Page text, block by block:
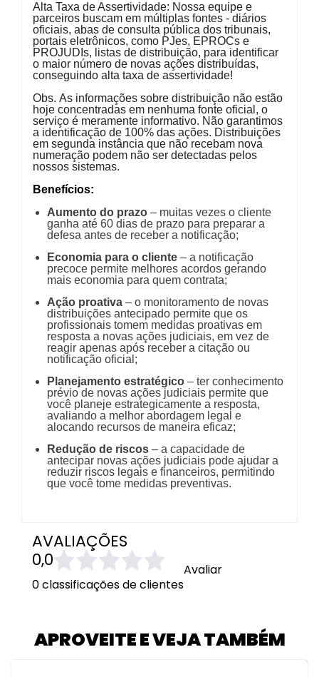
Alta Taxa de Assertividade: Nossa equipe e
parceiros buscam em múltiplas fontes - diários
oficiais, abas de consulta pública dos tribunais,
portais eletrônicos, como PJes, EPROCs e
PROJUDIs, listas de distribuição, para identificar
o maior número de novas ações distribuídas,
conseguindo alta taxa de assertividade!
Obs. As informações sobre distribuição não estão
hoje concentradas em nenhuma fonte oficial, o
serviço é meramente informativo. Não garantimos
a identificação de 100% das ações. Distribuições
em segunda instância que não recebam nova
numeração podem não ser detectadas pelos
nossos sistemas.
Benefícios:
Aumento do prazo – muitas vezes o cliente
ganha até 60 dias de prazo para preparar a
defesa antes de receber a notificação;
Economia para o cliente – a notificação
precoce permite melhores acordos gerando
mais economia para quem contrata;
Ação proativa – o monitoramento de novas
distribuições antecipado permite que os
profissionais tomem medidas proativas em
resposta a novas ações judiciais, em vez de
reagir apenas após receber a citação ou
notificação oficial;
Planejamento estratégico – ter conhecimento
prévio de novas ações judiciais permite que
você planeje estrategicamente a resposta,
avaliando a melhor abordagem legal e
alocando recursos de maneira eficaz;
Redução de riscos – a capacidade de
antecipar novas ações judiciais pode ajudar a
reduzir riscos legais e financeiros, permitindo
que você tome medidas preventivas.
AVALIAÇÕES
0,0
0 classificações de clientes
Avaliar
APROVEITE E VEJA TAMBÉM